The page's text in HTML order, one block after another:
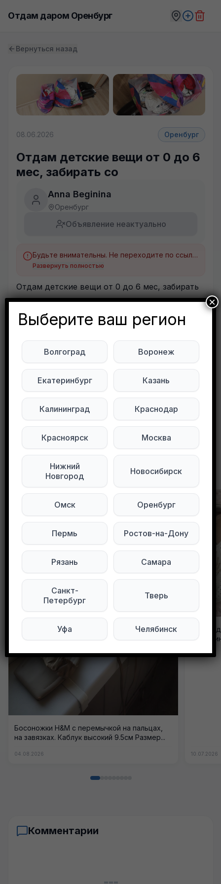
Отдам даром Оренбург
Вернуться назад
08.06.2026 Оренбург
Отдам детские вещи от 0 до 6
мес, забирать со
Anna Beginina
Оренбург
Объявление неактуально
Будьте внимательны. Не переходите по ссылкам, если вам предлагают в личной переписке с дарителем оплаты доставки, брони, предоплаты или установки стороннего приложения, удалите переписку и заблокируйте пользователя. Обо всех таких постах сообщайте
Развернуть полностью
Отдам детские вещи от 0 до 6 мес, забирать
со степного
Подписывайтесь на нас в социальных
сетях:
Мы в Max Мы в Telegram
Мы в ВКонтакте
0 0 118 просмотров
Другие объявления в этом городе
Босоножки H&M с перемычкой на пальцах,
на завязках. Каблук высокий 9.5см Размер...
04.08.2026
Отдам
10.07.2026
Комментарии
Выберите ваш регион
Волгоград Воронеж
Екатеринбург Казань
Калининград Краснодар
Красноярск Москва
Нижний
Новгород
Новосибирск
Омск Оренбург
Пермь Ростов-на-Дону
Рязань Самара
Санкт-
Петербург
Тверь
Уфа Челябинск
×